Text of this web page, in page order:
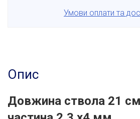
Умови оплати та
Опис
Довжина ствола 21